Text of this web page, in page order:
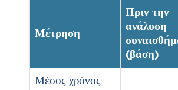
Μέτρηση
Πριν την
ανάλυση
(βάση)
Μέσος χρόνος